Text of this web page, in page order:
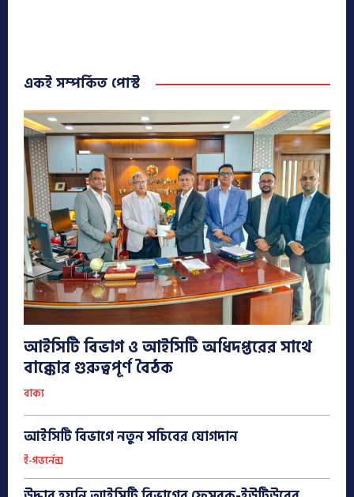
একই সম্পর্কিত পোস্ট
আইসিটি বিভাগ ও আইসিটি অধিদপ্তরের সাথে
বাক্কোর গুরুত্বপূর্ণ বৈঠক
বাক্য
আইসিটি বিভাগে নতুন সচিবের যোগদান
ই-গভর্নেন্স